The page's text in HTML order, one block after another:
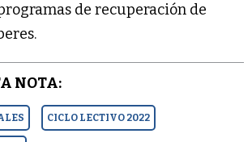
de recuperación de
NOTA:
CICLO LECTIVO 2022